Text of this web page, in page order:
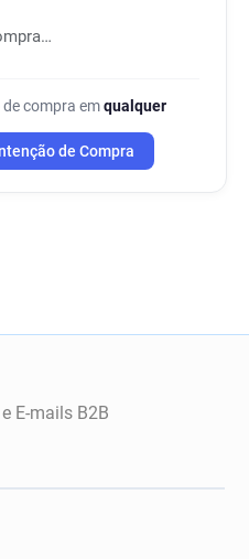
de compra emqualquer
de Compra
E-mails B2B